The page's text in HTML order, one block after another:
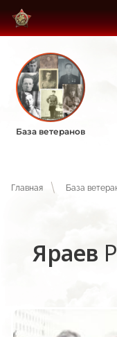
База ветеранов
Главная База
Яраев